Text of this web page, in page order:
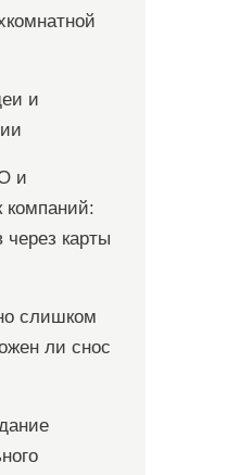
и
и
компаний:
через карты
слишком
ли снос